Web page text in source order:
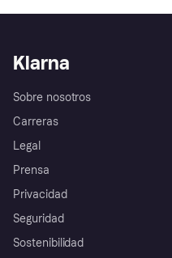
Klarna
Sobre nosotros
Carreras
Legal
Prensa
Privacidad
Seguridad
Sostenibilidad